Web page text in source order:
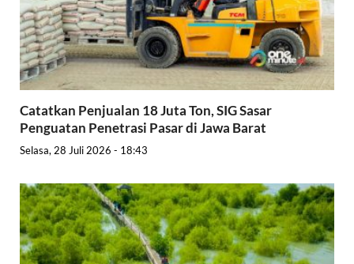
Catatkan Penjualan 18 Juta Ton, SIG Sasar
Penguatan Penetrasi Pasar di Jawa Barat
Selasa, 28 Juli 2026 - 18:43